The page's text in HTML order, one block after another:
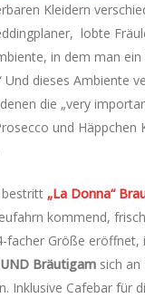
Kleidern
lobte
in dem man
Und dieses Ambiente
die „very
und Häppchen
„La Donna“
kommend,
facher Größe eröffnet,
Bräutigam sich
Inklusive Cafebar für